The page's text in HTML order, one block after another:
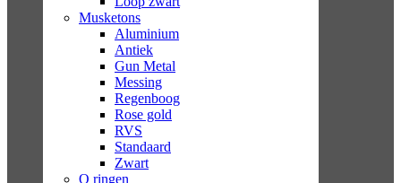
Musketons
Aluminium
Antiek
Gun Metal
Messing
Regenboog
Rose gold
RVS
Standaard
Zwart
O ringen